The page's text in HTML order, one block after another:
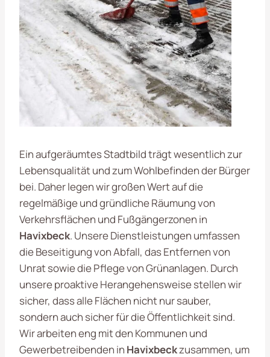
Ein aufgeräumtes Stadtbild trägt wesentlich zur
Lebensqualität und zum Wohlbefinden der Bürger
bei. Daher legen wir großen Wert auf die
regelmäßige und gründliche Räumung von
Verkehrsflächen und Fußgängerzonen in
Havixbeck. Unsere Dienstleistungen umfassen
die Beseitigung von Abfall, das Entfernen von
Unrat sowie die Pflege von Grünanlagen. Durch
unsere proaktive Herangehensweise stellen wir
sicher, dass alle Flächen nicht nur sauber,
sondern auch sicher für die Öffentlichkeit sind.
Wir arbeiten eng mit den Kommunen und
Gewerbetreibenden in Havixbeckzusammen, um